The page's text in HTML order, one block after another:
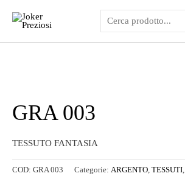
contenuto
GRA 003
TESSUTO FANTASIA
COD: GRA 003 Categorie: ARGENTO, TESSUTI,